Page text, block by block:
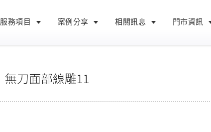
服務項目 案例分享 相關訊息 門市資訊
無刀面部線雕11